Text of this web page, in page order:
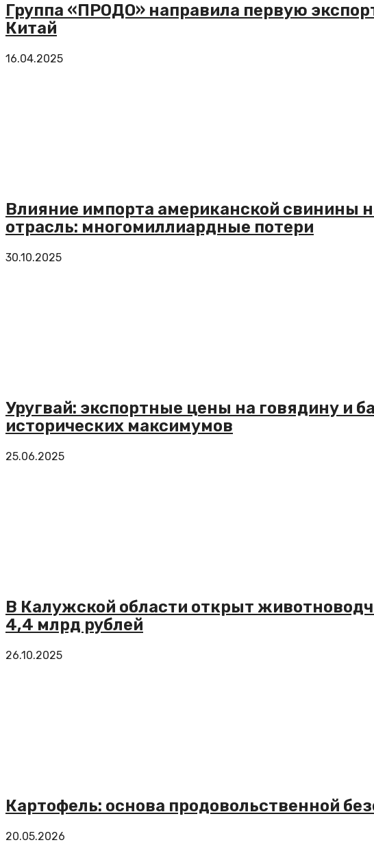
Группа «ПРОДО» направила первую
Китай
16.04.2025
Влияние импорта американской свинины
отрасль: многомиллиардные потери
30.10.2025
Уругвай: экспортные цены на говядину и
исторических максимумов
25.06.2025
В Калужской области открыт
4,4 млрд рублей
26.10.2025
Картофель: основа продовольственной
20.05.2026